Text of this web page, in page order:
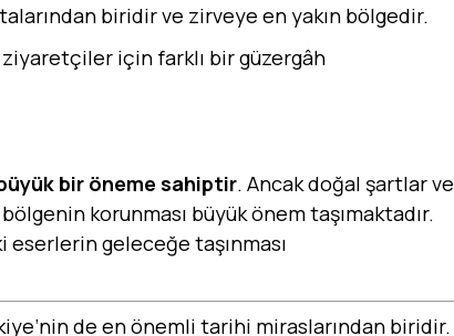
biridir ve zirveye en yakın bölgedir.
ziyaretçiler için farklı bir güzergâh
bir öneme sahiptir. Ancak doğal şartlar ve
korunması büyük önem taşımaktadır.
geleceğe taşınması
de en önemli tarihi miraslarından biridir.